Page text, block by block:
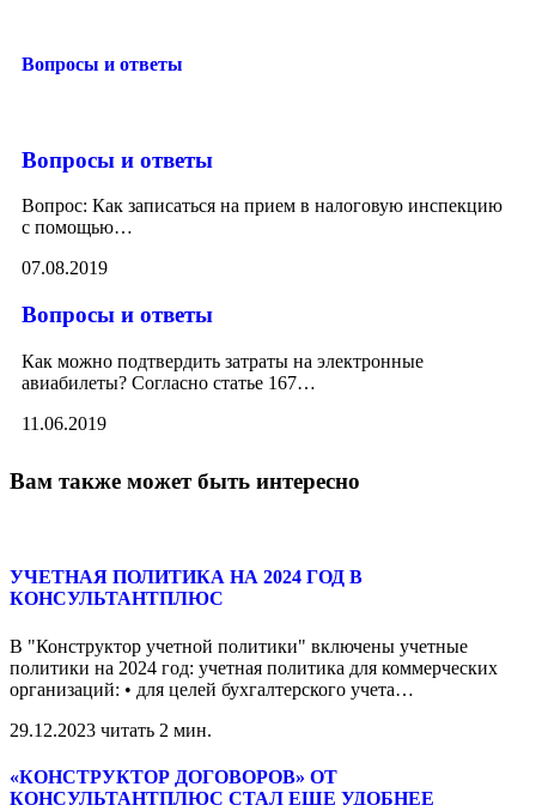
Вопросы и ответы
Вопросы и ответы
Вопрос: Как записаться на прием в налоговую инспекцию
с помощью…
07.08.2019
Вопросы и ответы
Как можно подтвердить затраты на электронные
авиабилеты? Согласно статье 167…
11.06.2019
Вам также может быть интересно
УЧЕТНАЯ ПОЛИТИКА НА 2024 ГОД В
КОНСУЛЬТАНТПЛЮС
В "Конструктор учетной политики" включены учетные
политики на 2024 год: учетная политика для коммерческих
организаций: • для целей бухгалтерского учета…
29.12.2023 читать 2 мин.
«КОНСТРУКТОР ДОГОВОРОВ» ОТ
КОНСУЛЬТАНТПЛЮС СТАЛ ЕЩЕ УДОБНЕЕ